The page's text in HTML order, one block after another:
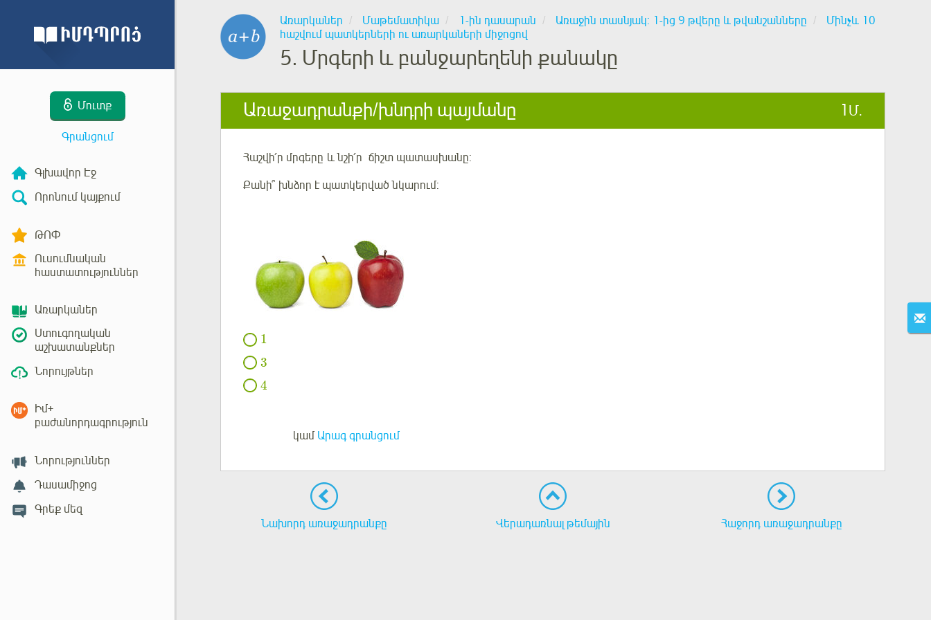
Մուտք
Գրանցում
Գլխավոր Էջ
Որոնում կայքում
ԹՈՓ
Ուսումնական
հաստատություններ
Առարկաներ
Ստուգողական
աշխատանքներ
Նորույթներ
Իմ+
բաժանորդագրություն
Նորություններ
Դասամիջոց
Գրեք մեզ
Առարկաներ Մաթեմատիկա 1-ին դասարան Առաջին տասնյակ: 1-ից 9 թվերը և թվանշանները
Մինչև 10
հաշվում պատկերների ու առարկաների միջոցով
5. Մրգերի և բանջարեղենի քանակը
Առաջադրանքի/խնդրի պայմանը 1 Մ.
Հաշվի՛ր մրգերը ևնշի՛ր ճիշտ պատասխանը:
Քանի՞ խնձոր է պատկերված նկարում:
1
3
4
կամ Արագ գրանցում
Նախորդ առաջադրանքը Վերադառնալ թեմային Հաջորդ առաջադրանքը